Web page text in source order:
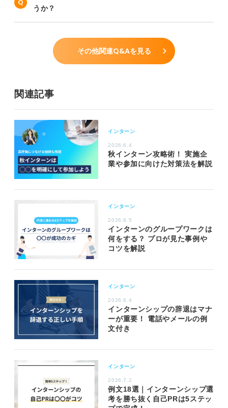
うか？
その他関連Q&Aを見る
関連記事
インターン
2026.6.4
秋インターン攻略術！ 実施企
業や参加に向けた対策法を解説
インターン
2026.8.5
インターンのグループワークは
何をする？ プロが見た事例や
コツを解説
インターン
2026.6.4
インターンシップの辞退はマナ
ーが重要！ 電話やメールの例
文付き
インターン
2026.7.2
例文18選｜インターンシップ選
考を勝ち抜く自己PRは5ステッ